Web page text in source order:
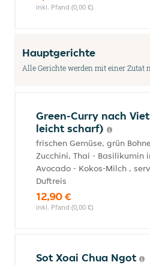
inkl. Pfand (0,00 €)
Hauptgerichte
Alle Gerichte werden mit einer Zutat
Green-Curry nach
leicht scharf)
frischen Gemüse, grün
Zucchini, Thai - Basilikumin
Avocado - Kokos-Milch ,
Duftreis
12,90 €
inkl. Pfand (0,00 €)
Sot Xoai Chua Ngot